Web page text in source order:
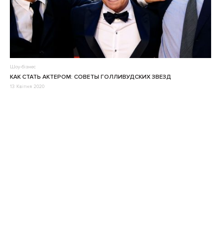
Шоу-бізнес
КАК СТАТЬ АКТЕРОМ: СОВЕТЫ ГОЛЛИВУДСКИХ ЗВЕЗД
13 Квітня 2020